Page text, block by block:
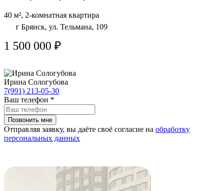
40 м², 2-комнатная квартира
г Брянск, ул. Тельмана, 109
1 500 000 ₽
Ирина Сологубова
7(991) 213-05-30
Ваш телефон *
Отправляя заявку, вы даёте своё согласие на обработку
персональных данных